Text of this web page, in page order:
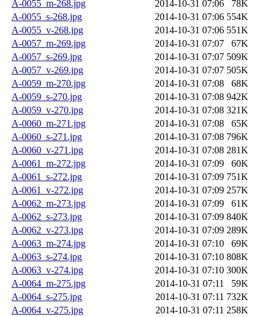
A-0055_m-268.jpg 2014-10-31 07:06
78K
A-0055_s-268.jpg
2014-10-31 07:06 554K
A-0055_v-268.jpg
2014-10-31 07:06 551K
A-0057_m-269.jpg
2014-10-31 07:07
67K
A-0057_s-269.jpg
2014-10-31 07:07 509K
A-0057_v-269.jpg
2014-10-31 07:07 505K
A-0059_m-270.jpg
2014-10-31 07:08
68K
A-0059_s-270.jpg
2014-10-31 07:08 942K
A-0059_v-270.jpg
2014-10-31 07:08 321K
A-0060_m-271.jpg
2014-10-31 07:08
65K
A-0060_s-271.jpg
2014-10-31 07:08 796K
A-0060_v-271.jpg
2014-10-31 07:08 281K
A-0061_m-272.jpg
2014-10-31 07:09
60K
A-0061_s-272.jpg
2014-10-31 07:09 751K
A-0061_v-272.jpg
2014-10-31 07:09 257K
A-0062_m-273.jpg
2014-10-31 07:09
61K
A-0062_s-273.jpg
2014-10-31 07:09 840K
A-0062_v-273.jpg
2014-10-31 07:09 289K
A-0063_m-274.jpg
2014-10-31 07:10
69K
A-0063_s-274.jpg
2014-10-31 07:10 808K
A-0063_v-274.jpg
2014-10-31 07:10 300K
A-0064_m-275.jpg
2014-10-31 07:11
59K
A-0064_s-275.jpg
2014-10-31 07:11 732K
A-0064_v-275.jpg
2014-10-31 07:11 258K